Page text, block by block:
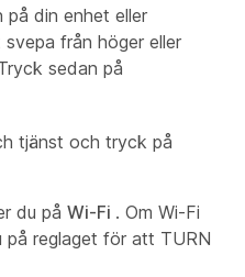
på din enhet eller
från höger eller
sedan på
tjänst och tryck på
du på Wi-Fi . Om Wi-Fi
reglaget för att TURN